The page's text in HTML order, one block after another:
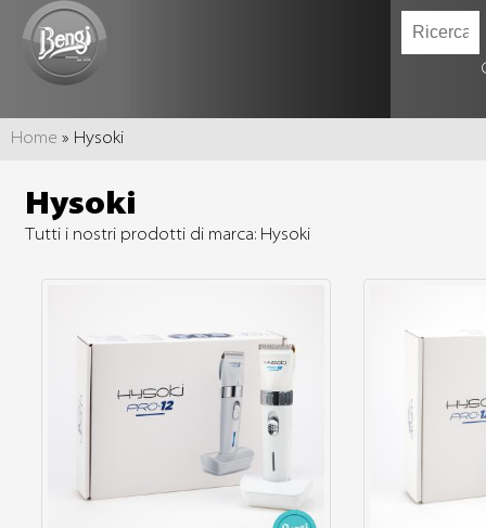
TU SEI QUI
Home » Hysoki
Hysoki
Tutti i nostri prodotti di marca: Hysoki